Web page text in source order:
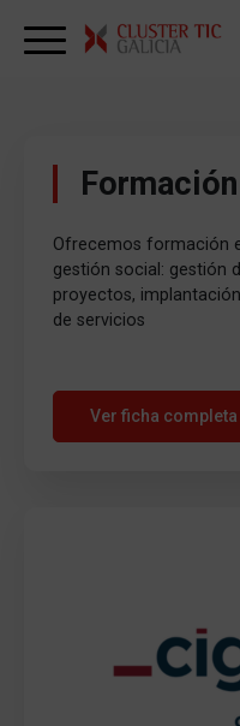
Formación
Ofrecemos formación
gestión social: gestión
proyectos,
de servicios
Ver ficha